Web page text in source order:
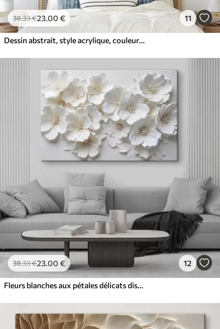
38.33€23 .00 € 11
38.33€23 .00 € 12